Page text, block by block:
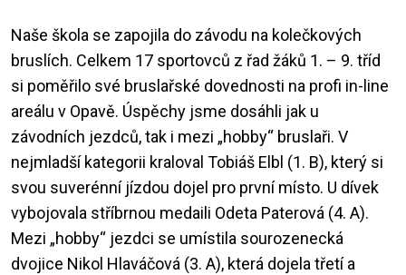
Naše škola se zapojila do závodu na kolečkových
bruslích. Celkem 17 sportovců z řad žáků 1. – 9. tříd
si poměřilo své bruslařské dovednosti na profi in-line
areálu v Opavě. Úspěchy jsme dosáhli jak u
závodních jezdců, tak i mezi „hobby“ bruslaři. V
nejmladší kategorii kraloval Tobiáš Elbl (1. B), který si
svou suverénní jízdou dojel pro první místo. U dívek
vybojovala stříbrnou medaili Odeta Paterová (4. A).
Mezi „hobby“ jezdci se umístila sourozenecká
dvojice Nikol Hlaváčová (3. A), která dojela třetí a